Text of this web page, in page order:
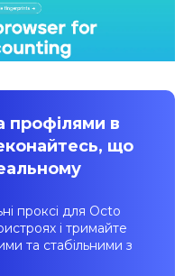
профілями в
що
проксі для Octo
і тримайте
та стабільними з